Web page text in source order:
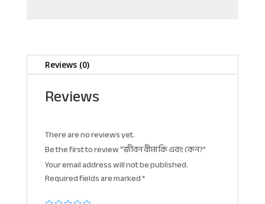
Reviews (0)
Reviews
There are no reviews yet.
Be the first to review “জীবন বীমা কি এবং কেন?”
Your email address will not be published.
Required fields are marked*